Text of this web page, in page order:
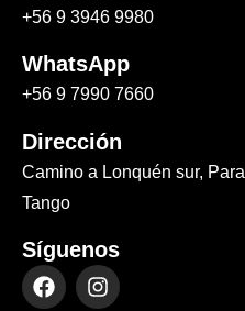
+56 9 3946 9980
WhatsApp
+56 9 7990 7660
Dirección
Camino a Lonquén sur,
Tango
Síguenos